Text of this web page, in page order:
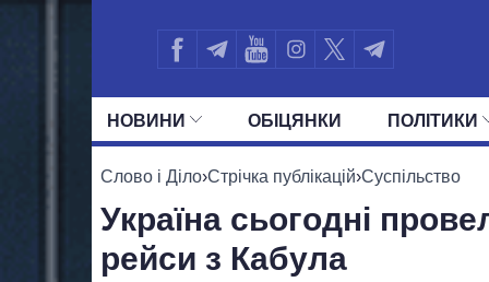
НОВИНИ ОБIЦЯНКИ ПОЛIТИКИ
УСІ ПОЛІТИКИ ПРЕЗИДЕНТ І ОФІС
Слово і Діло›Стрічка публікацій›Суспільство
Україна сьогодні
рейси з Кабула